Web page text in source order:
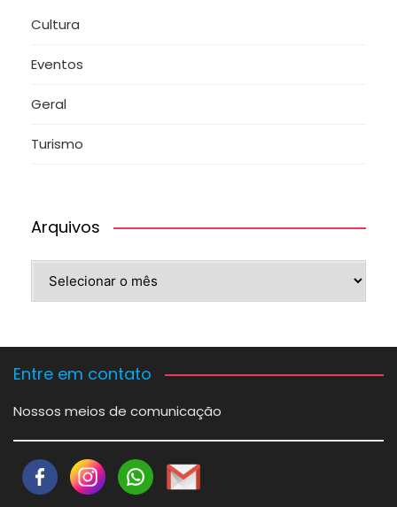
Cultura
Eventos
Geral
Turismo
Arquivos
Entre em contato
Nossos meios de comunicação